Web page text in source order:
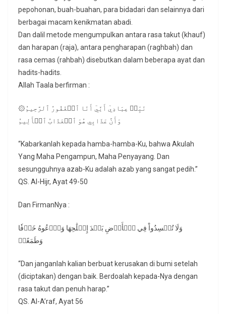
pepohonan, buah-buahan, para bidadari dan selainnya dari
berbagai macam kenikmatan abadi.
Dan dalil metode mengumpulkan antara rasa takut (khauf)
dan harapan (raja), antara pengharapan (raghbah) dan
rasa cemas (rahbah) disebutkan dalam beberapa ayat dan
hadits-hadits.
Allah Taala berfirman :
۞نَبِّئۡ عِبَادِيٓ أَنِّيٓ أَنَا ٱلۡغَفُورُ ٱلرَّحِيمُ
وَأَنَّ عَذَابِي هُوَ ٱلۡعَذَابُ ٱلۡأَلِيمُ
“Kabarkanlah kepada hamba-hamba-Ku, bahwa Akulah
Yang Maha Pengampun, Maha Penyayang. Dan
sesungguhnya azab-Ku adalah azab yang sangat pedih.”
QS. Al-Hijr, Ayat 49-50
Dan FirmanNya :
وَلَا تُفۡسِدُواْ فِي ٱلۡأَرۡضِ بَعۡدَ إِصۡلَٰحِهَا وَٱدۡعُوهُ خَوۡفٗا
وَطَمَعًاۚ
“Dan janganlah kalian berbuat kerusakan di bumi setelah
(diciptakan) dengan baik. Berdoalah kepada-Nya dengan
rasa takut dan penuh harap.”
QS. Al-A’raf, Ayat 56